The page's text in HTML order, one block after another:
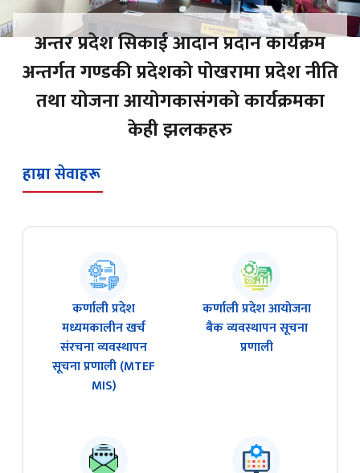
अन्तर प्रदेश सिकाई आदान प्रदान कार्यक्रम
अन्तर्गत गण्डकी प्रदेशको पोखरामा प्रदेश नीति
तथा योजना आयोगकासंगको कार्यक्रमका
केही झलकहरु
हाम्रा सेवाहरू
कर्णाली प्रदेश
मध्यमकालीन खर्च
संरचना व्यवस्थापन
सूचना प्रणाली (MTEF
MIS)
कर्णाली प्रदेश आयोजना
बै‌क व्यवस्थापन सूचना
प्रणाली